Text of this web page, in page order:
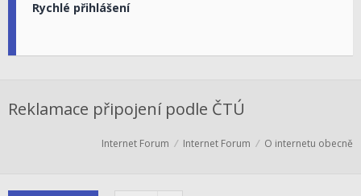
Rychlé přihlášení
Reklamace připojení podle ČTÚ
Internet Forum Internet Forum O internetu obecně